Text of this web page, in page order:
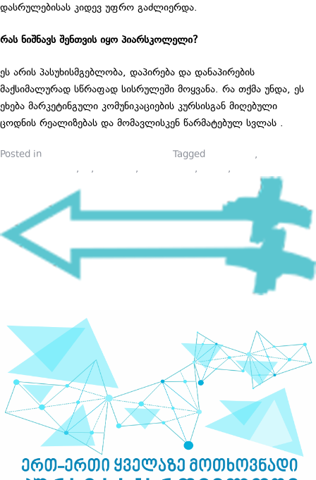
დასრულებისას კიდევ უფრო გაძლიერდა.
რას ნიშნავს შენთვის იყო პიარსკოლელი?
ეს არის პასუხისმგებლობა, დაპირება და დანაპირების
მაქსიმალურად სწრაფად სისრულეში მოყვანა. რა თქმა უნდა, ეს
ეხება მარკეტინგული კომუნიკაციების კურსისგან მიღებული
ცოდნის რეალიზებას და მომავლისკენ წარმატებულ სვლას .
Posted in Tagged ,
, , , , ,